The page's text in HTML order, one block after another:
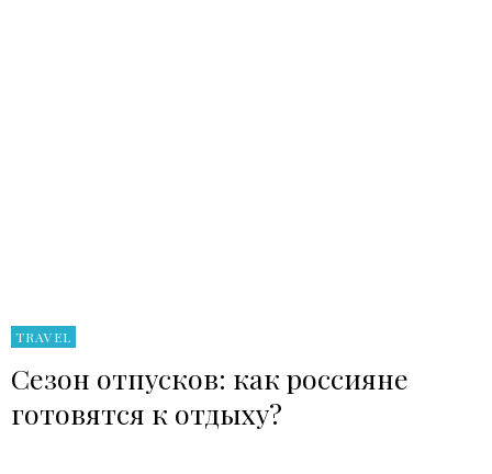
TRAVEL
Сезон отпусков: как россияне
готовятся к отдыху?